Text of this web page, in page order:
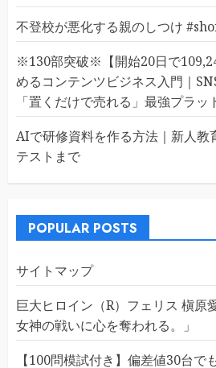
不登校が悪化する親のしつけ
※130部突破※【開始20日で
めるコンテンツビジネス入門｜
「置くだけで売れる」最強プラ
AIで研修資料を作る方法｜新人教
テストまで
POPULAR POSTS
サイトマップ
巨大ヒロイン（R）フェリス 槇原
女神の戦いに心を奪われる。」
【100問模試付き】偏差値30台で